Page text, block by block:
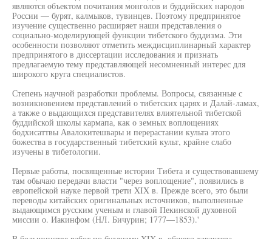
являются объектом почитания монголов и буддийских народов
России — бурят, калмыков, тувинцев. Поэтому предпринятое
изучение существенно расширяет наши представления о
социально-моделирующей функции тибетского буддизма. Эти
особенности позволяют отметить междисциплинарный характер
предпринятого в диссертации исследования и признать
предлагаемую тему представляющей несомненный интерес для
широкого круга специалистов.
Степень научной разработки проблемы. Вопросы, связанные с
возникновением представлений о тибетских царях и Далай-ламах,
а также о выдающихся представителях влиятельной тибетской
буддийской школы кармапа, как о земных воплощениях
бодхисаттвы Авалокитешвары и перерастании культа этого
божества в государственный тибетский культ, крайне слабо
изучены в тибетологии.
Первые работы, посвященные истории Тибета и существовавшему
там обычаю передачи власти "через воплощение", появились в
европейской науке первой трети XIX в. Прежде всего, это были
переводы китайских оригинальных источников, выполненные
выдающимся русским ученым и главой Пекинской духовной
миссии о. Иакинфом (НЛ. Бичурин; 1777—1853).'